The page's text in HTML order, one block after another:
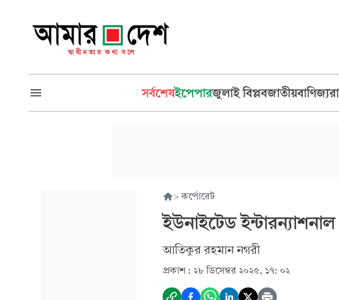
সর্বশেষইপেপারজুলাই বিপ্লবজাতীয়বাণিজ্য
> কর্পোরেট
ইউনাইটেড
আতিকুর রহমান নগরী
প্রকাশ : ২৮ ডিসেম্বর ২০২৫, ১৭: ০২